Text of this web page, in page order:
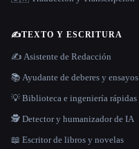
✍️TEXTO Y ESCRITURA
✍️ Asistente de Redacción
📚 Ayudante de deberes y ensayos
💡 Biblioteca e ingeniería rápidas
🕵️ Detector y humanizador de IA
📖 Escritor de libros y novelas